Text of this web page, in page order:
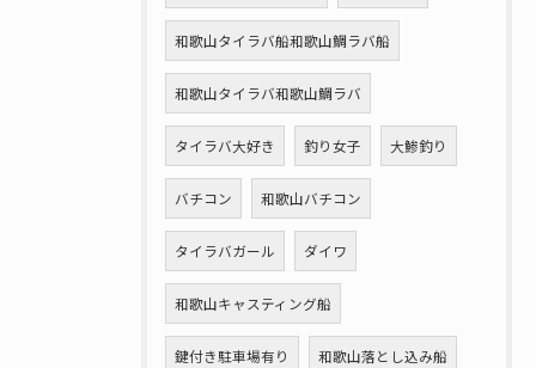
和歌山タイラバ船和歌山鯛ラバ船
和歌山タイラバ和歌山鯛ラバ
タイラバ大好き 釣り女子 大鯵釣り
バチコン 和歌山バチコン
タイラバガール ダイワ
和歌山キャスティング船
鍵付き駐車場有り 和歌山落とし込み船